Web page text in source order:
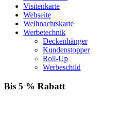
Visitenkarte
Webseite
Weihnachtskarte
Werbetechnik
Deckenhänger
Kundenstopper
Roll-Up
Werbeschild
Bis 5 % Rabatt